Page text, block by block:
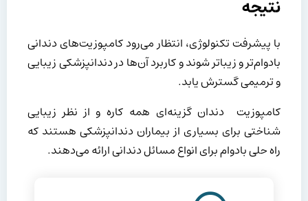
نتیجه
با پیشرفت تکنولوژی، انتظار می‌رود کامپوزیت‌های دندانی
بادوام‌تر و زیباتر شوند و کاربرد آن‌ها در دندانپزشکی زیبایی
و ترمیمی گسترش یابد.
کامپوزیت دندان گزینه‌ای همه کاره و از نظر زیبایی
شناختی برای بسیاری از بیماران دندانپزشکی هستند که
راه حلی بادوام برای انواع مسائل دندانی ارائه می‌دهند.